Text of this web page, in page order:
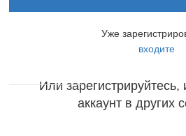
Уже
входите
Или зарегистрируйтесь,
аккаунт в других